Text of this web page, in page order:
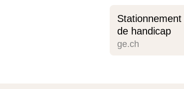
de handicap
ge.ch